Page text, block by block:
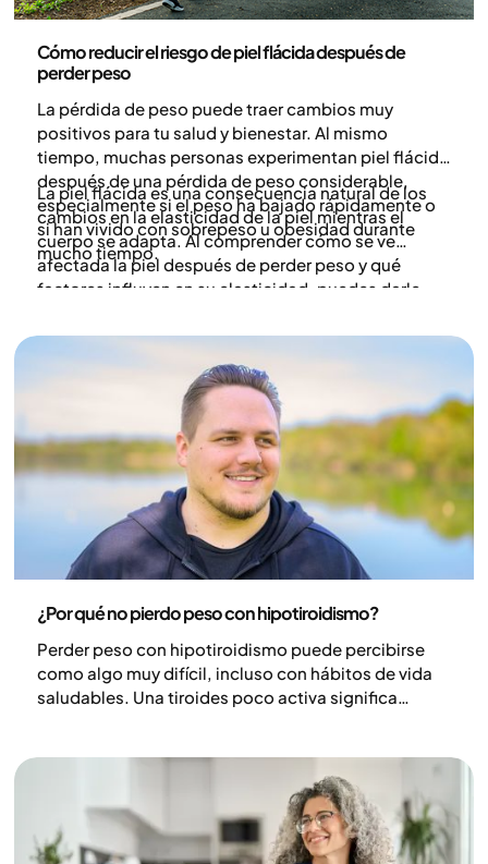
Cómo reducir el riesgo de piel flácida después de
perder peso
La pérdida de peso puede traer cambios muy
positivos para tu salud y bienestar. Al mismo
tiempo, muchas personas experimentan piel flácida
después de una pérdida de peso considerable,
especialmente si el peso ha bajado rápidamente o
si han vivido con sobrepeso u obesidad durante
mucho tiempo.
La piel flácida es una consecuencia natural de los
cambios en la elasticidad de la piel mientras el
cuerpo se adapta. Al comprender cómo se ve
afectada la piel después de perder peso y qué
factores influyen en su elasticidad, puedes darle
sentirse más firme.
¿Por qué no pierdo peso con hipotiroidismo?
Perder peso con hipotiroidismo puede percibirse
como algo muy difícil, incluso con hábitos de vida
saludables. Una tiroides poco activa significa
sobre el peso corporal suele ser moderado y varía de
una persona a otra. Cuando se trata el
hipotiroidismo y los niveles hormonales se